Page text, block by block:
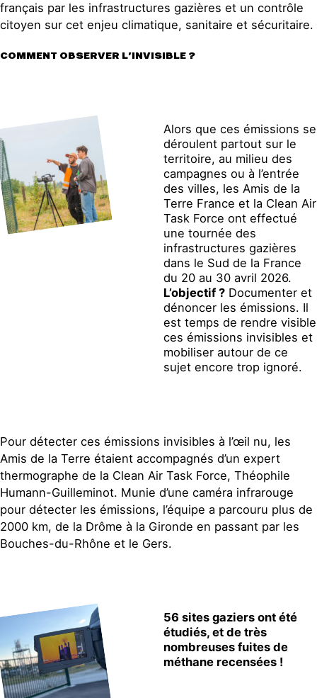
français par les infrastructures gazières et un contrôle
citoyen sur cet enjeu climatique, sanitaire et sécuritaire.
COMMENT OBSERVER L’INVISIBLE ?
Alors que ces émissions se
déroulent partout sur le
territoire, au milieu des
campagnes ou à l’entrée
des villes, les Amis de la
Terre France et la Clean Air
Task Force ont effectué
une tournée des
infrastructures gazières
dans le Sud de la France
du 20 au 30 avril 2026.
L’objectif ? Documenter et
dénoncer les émissions. Il
est temps de rendre visible
ces émissions invisibles et
mobiliser autour de ce
sujet encore trop ignoré.
Pour détecter ces émissions invisibles à l’œil nu, les
Amis de la Terre étaient accompagnés d’un expert
thermographe de la Clean Air Task Force, Théophile
Humann-Guilleminot. Munie d’une caméra infrarouge
pour détecter les émissions, l’équipe a parcouru plus de
2000 km, de la Drôme à la Gironde en passant par les
Bouches-du-Rhône et le Gers.
56 sites gaziers ont été
étudiés, et de très
nombreuses fuites de
méthane recensées !